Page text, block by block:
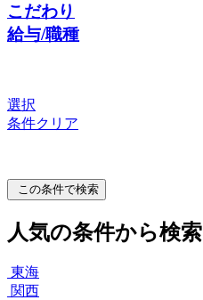
こだわり
給与/職種
選択
条件クリア
この条件で検索
人気の条件から検索
東海
関西